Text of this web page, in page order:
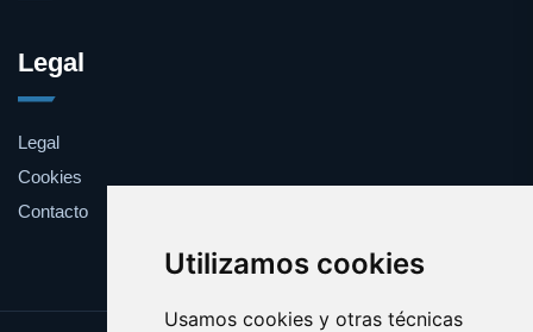
Utilizamos cookies
Usamos cookies y otras técnicas
Legal
Legal
Cookies
Contacto